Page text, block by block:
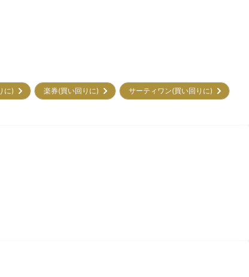
に) 楽券(買い回りに)
サーティワン(買い回りに)